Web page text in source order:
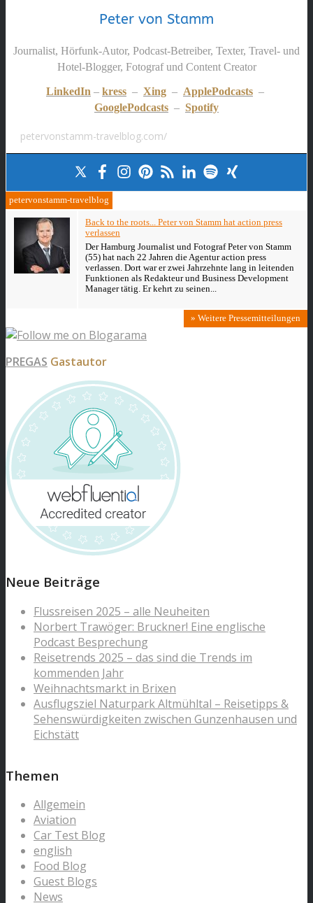
Peter von Stamm
Journalist, Hörfunk-Autor, Podcast-Betreiber, Texter, Travel- und
Hotel-Blogger, Fotograf und Content Creator
LinkedIn – kress – Xing – ApplePodcasts –
GooglePodcasts – Spotify
petervonstamm-travelblog.com/
petervonstamm-travelblog
Back to the roots... Peter von Stamm hat action press
verlassen
Der Hamburg Journalist und Fotograf Peter von Stamm
(55) hat nach 22 Jahren die Agentur action press
verlassen. Dort war er zwei Jahrzehnte lang in leitenden
Funktionen als Redakteur und Business Development
Manager tätig. Er kehrt zu seinen...
» Weitere Pressemitteilungen
PREGAS Gastautor
Neue Beiträge
Flussreisen 2025 – alle Neuheiten
Norbert Trawöger: Bruckner! Eine englische
Podcast Besprechung
Reisetrends 2025 – das sind die Trends im
kommenden Jahr
Weihnachtsmarkt in Brixen
Ausflugsziel Naturpark Altmühltal – Reisetipps &
Sehenswürdigkeiten zwischen Gunzenhausen und
Eichstätt
Themen
Allgemein
Aviation
Car Test Blog
english
Food Blog
Guest Blogs
News